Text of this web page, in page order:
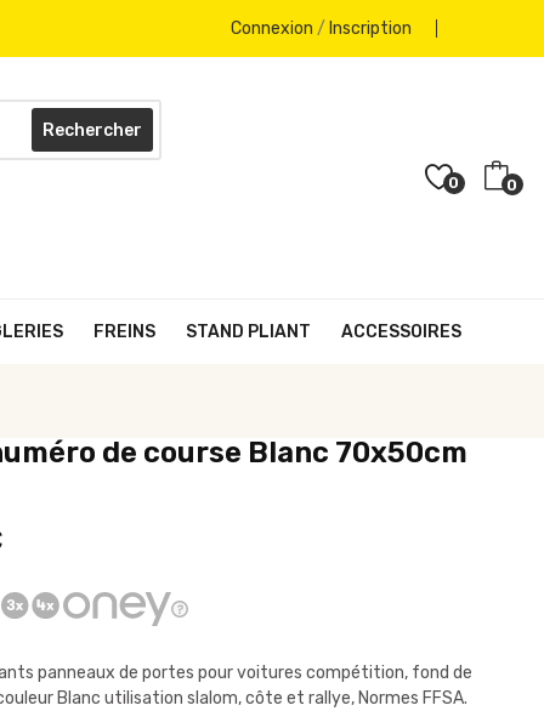
Connexion / Inscription
Rechercher
0 0
FREINS STAND PLIANT ACCESSOIRES
de course Blanc 70x50cm
panneaux de portes pour voitures compétition, fond de
Blanc utilisation slalom, côte et rallye, Normes FFSA.